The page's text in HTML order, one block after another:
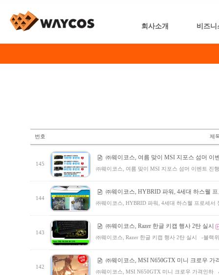
회사소개 비즈니
번호 제
145
㈜웨이코스, 여름 맞이 MSI 지포스 섬머 이
㈜웨이코스, 여름 맞이 MSI 지포스 섬머 이벤트 진
144
㈜웨이코스, HYBRID 파워, 4세대 하스웰
㈜웨이코스, HYBRID 파워, 4세대 하스웰 프로세
143
㈜웨이코스, Razer 한글 키캡 행사 2탄 실시
㈜웨이코스, Razer 한글 키캡 행사 2탄 실시 -블랙
142
㈜웨이코스, MSI N650GTX 미니 크로우 가
㈜웨이코스, MSI N650GTX 미니 크로우 가격인